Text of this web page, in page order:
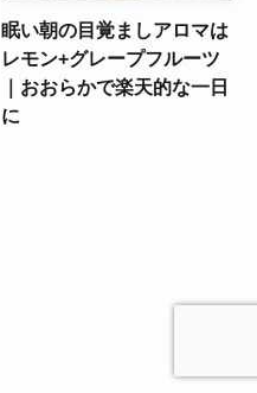
眠い朝の目覚ましアロマは
レモン+グレープフルーツ
｜おおらかで楽天的な一日
に